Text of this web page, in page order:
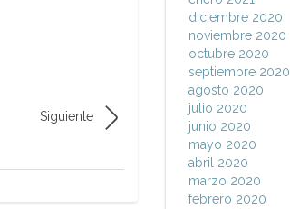
Siguiente
diciembre 2020
noviembre 2020
octubre 2020
septiembre 2020
agosto 2020
julio 2020
junio 2020
mayo 2020
abril 2020
marzo 2020
febrero 2020